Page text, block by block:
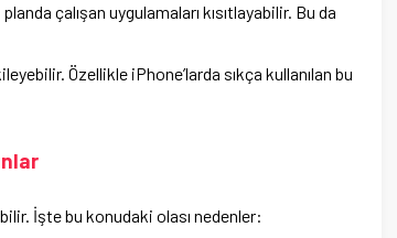
çalışan uygulamaları kısıtlayabilir. Bu da
Özellikle iPhone’larda sıkça kullanılan bu
İşte bu konudaki olası nedenler: